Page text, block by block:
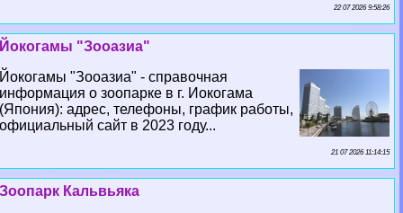
22 07 2026 9:58:26
Йокогамы "Зооазиа"
Йокогамы "Зооазиа" - справочная
информация о зоопарке в г. Иокогама
(Япония): адрес, телефоны, график работы,
официальный сайт в 2023 году...
21 07 2026 11:14:15
Зоопарк Кальвьяка